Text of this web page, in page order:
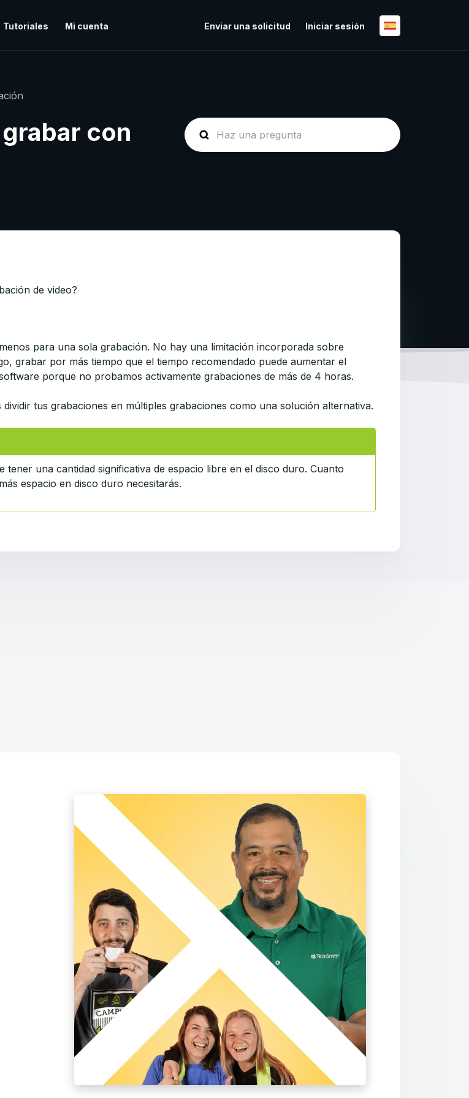
Tutoriales Mi cuenta Enviar una solicitud Iniciar sesión
con
de video?
para una sola grabación. No hay una limitación incorporada sobre
grabar por más tiempo que el tiempo recomendado puede aumentar el
porque no probamos activamente grabaciones de más de 4 horas.
tus grabaciones en múltiples grabaciones como una solución alternativa.
una cantidad significativa de espacio libre en el disco duro. Cuanto
espacio en disco duro necesitarás.